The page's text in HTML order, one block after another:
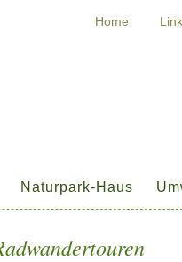
Home
Naturpark-Haus